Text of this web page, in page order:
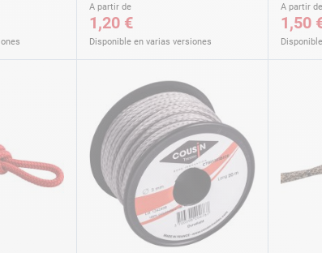
A partir de
1,20 €
Disponible en varias versiones
A partir de
1,50